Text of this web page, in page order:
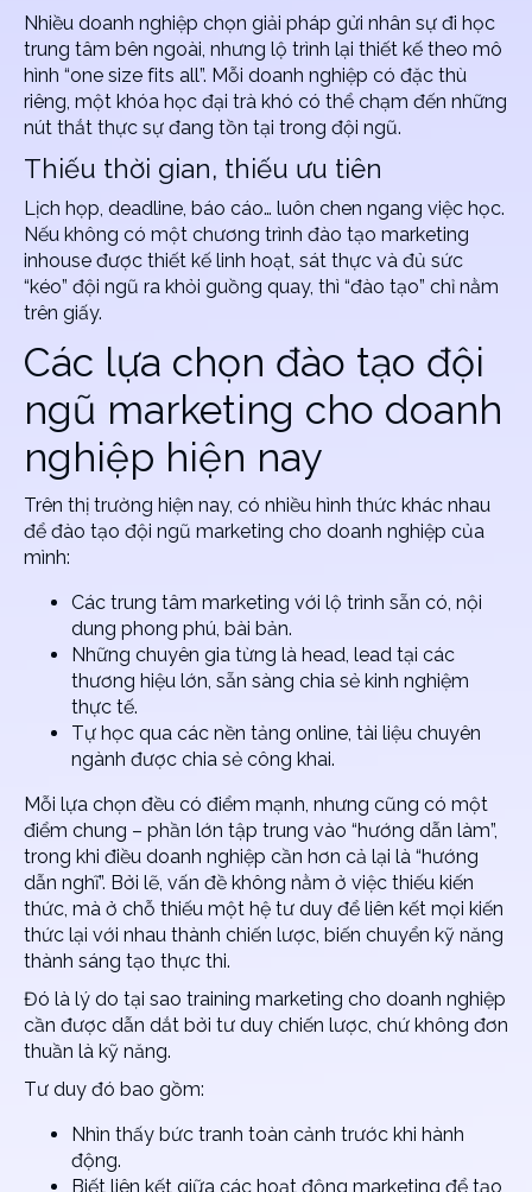
Nhiều doanh nghiệp chọn giải pháp gửi nhân sự đi học
trung tâm bên ngoài, nhưng lộ trình lại thiết kế theo mô
hình “one size fits all”. Mỗi doanh nghiệp có đặc thù
riêng, một khóa học đại trà khó có thể chạm đến những
nút thắt thực sự đang tồn tại trong đội ngũ.
Thiếu thời gian, thiếu ưu tiên
Lịch họp, deadline, báo cáo… luôn chen ngang việc học.
Nếu không có một chương trình đào tạo marketing
inhouse được thiết kế linh hoạt, sát thực và đủ sức
“kéo” đội ngũ ra khỏi guồng quay, thì “đào tạo” chỉ nằm
trên giấy.
Các lựa chọn đào tạo đội
ngũ marketing cho doanh
nghiệp hiện nay
Trên thị trường hiện nay, có nhiều hình thức khác nhau
để đào tạo đội ngũ marketing cho doanh nghiệp của
mình:
Các trung tâm marketing với lộ trình sẵn có, nội
dung phong phú, bài bản.
Những chuyên gia từng là head, lead tại các
thương hiệu lớn, sẵn sàng chia sẻ kinh nghiệm
thực tế.
Tự học qua các nền tảng online, tài liệu chuyên
ngành được chia sẻ công khai.
Mỗi lựa chọn đều có điểm mạnh, nhưng cũng có một
điểm chung – phần lớn tập trung vào “hướng dẫn làm”,
trong khi điều doanh nghiệp cần hơn cả lại là “hướng
dẫn nghĩ”. Bởi lẽ, vấn đề không nằm ở việc thiếu kiến
thức, mà ở chỗ thiếu một hệ tư duy để liên kết mọi kiến
thức lại với nhau thành chiến lược, biến chuyển kỹ năng
thành sáng tạo thực thi.
Đó là lý do tại sao training marketing cho doanh nghiệp
cần được dẫn dắt bởi tư duy chiến lược, chứ không đơn
thuần là kỹ năng.
Tư duy đó bao gồm:
Nhìn thấy bức tranh toàn cảnh trước khi hành
động.
Biết liên kết giữa các hoạt động marketing để tạo